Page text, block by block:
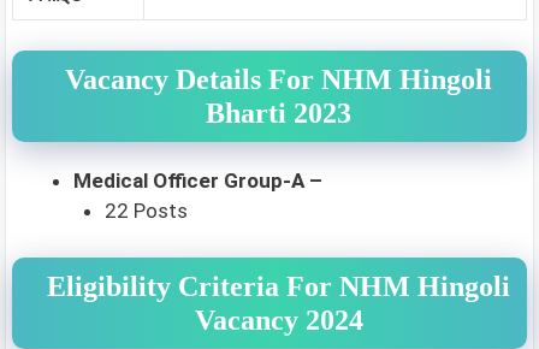
Vacancy Details For NHM Hingoli
Bharti 2023
Medical Officer Group-A –
22 Posts
Eligibility Criteria For NHM Hingoli
Vacancy 2024